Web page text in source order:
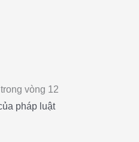
vòng 12
pháp luật